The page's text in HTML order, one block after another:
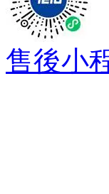
售後小